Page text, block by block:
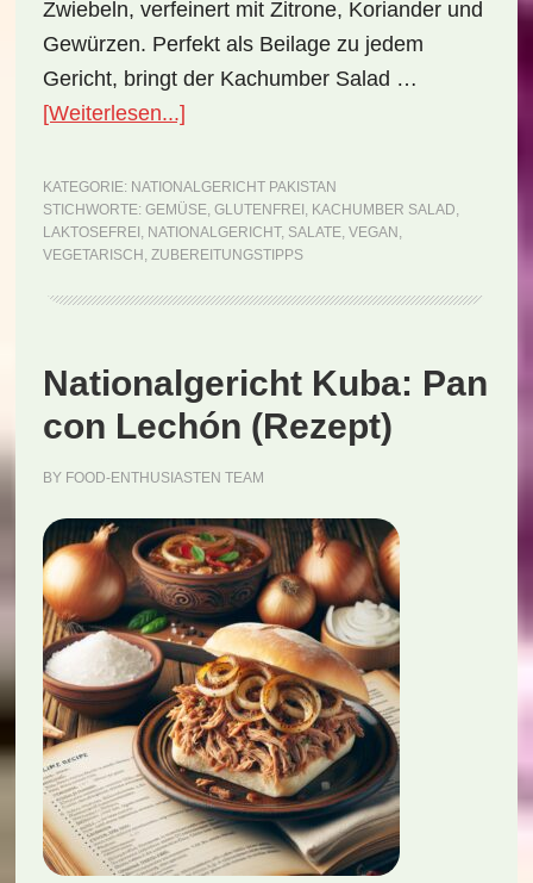
Zwiebeln, verfeinert mit Zitrone, Koriander und
Gewürzen. Perfekt als Beilage zu jedem
Gericht, bringt der Kachumber Salad …
[Weiterlesen...]ÜberNationalgericht
Kachumber
Salad
(Rezept)
KATEGORIE: NATIONALGERICHT PAKISTAN
STICHWORTE: GEMÜSE, GLUTENFREI , KACHUMBER SALAD,
LAKTOSEFREI , NATIONALGERICHT, SALATE, VEGAN ,
VEGETARISCH , ZUBEREITUNGSTIPPS
Nationalgericht Kuba: Pan
con Lechón (Rezept)
BY FOOD-ENTHUSIASTEN TEAM